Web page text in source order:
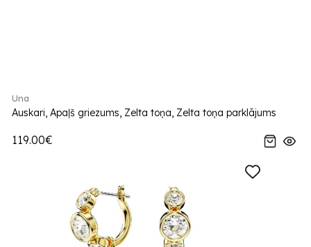
Una
Auskari, Apaļš griezums, Zelta toņa, Zelta toņa parklājums
119.00€